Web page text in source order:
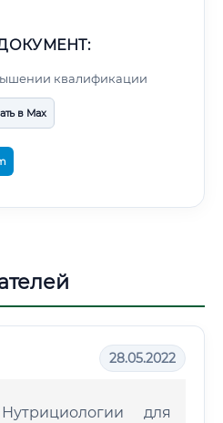
квалификации
в Max
28.05.2022
для